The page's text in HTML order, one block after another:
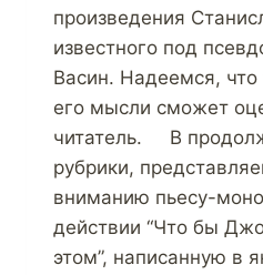
произведения
известного под
Васин. Надеемся, что
его мысли сможет
читатель. В
рубрики,
вниманию пьесу-
действии “Что бы
этом”, написанную в